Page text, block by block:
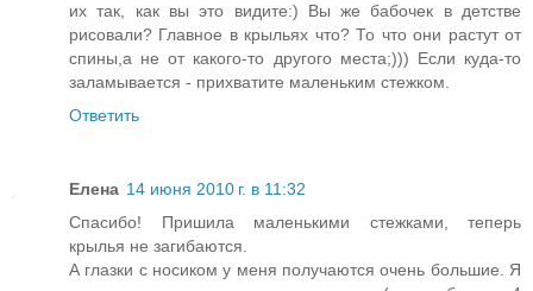
их так, как вы это видите:) Вы же бабочек в детстве
рисовали? Главное в крыльях что? То что они растут от
спины,а не от какого-то другого места;))) Если куда-то
заламывается - прихватите маленьким стежком.
Ответить
Елена 14 июня 2010 г. в 11:32
Спасибо! Пришила маленькими стежками, теперь
крылья не загибаются.
А глазки с носиком у меня получаются очень большие. Я